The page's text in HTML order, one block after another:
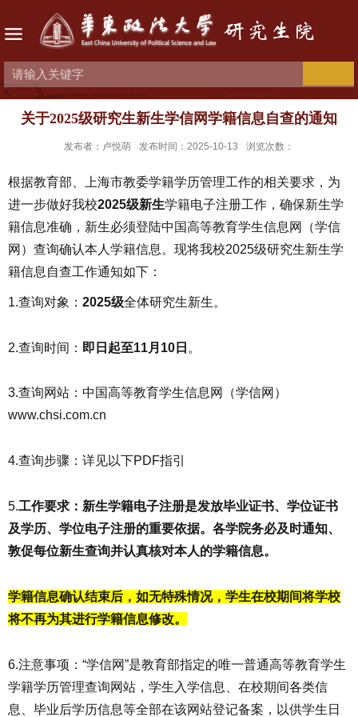
关于2025级研究生新生学信网学籍信息自查的通知
发布者：卢悦萌 发布时间：2025-10-13 浏览次数：
根据教育部、上海市教委学籍学历管理工作的相关要求，为
进一步做好我校2025级新生学籍电子注册工作，确保新生学
籍信息准确，新生必须登陆中国高等教育学生信息网（学信
网）查询确认本人学籍信息。现将我校2025级研究生新生学
籍信息自查工作通知如下：
1.查询对象： 2025级全体研究生新生。
2.查询时间： 即日起至11月10日 。
3.查询网站：中国高等教育学生信息网（学信网）
www.chsi.com.cn
4.查询步骤：详见以下PDF指引
5.工作要求： 新生学籍电子注册是发放毕业证书、学位证书
及学历、学位电子注册的重要依据。各学院务必及时通知、
敦促每位新生查询并认真核对本人的学籍信息。
学籍信息确认结束后，如无特殊情况，学生在校期间将学校
将不再为其进行学籍信息修改。
6.注意事项：“学信网”是教育部指定的唯一普通高等教育学生
学籍学历管理查询网站，学生入学信息、在校期间各类信
息、毕业后学历信息等全部在该网站登记备案，以供学生日